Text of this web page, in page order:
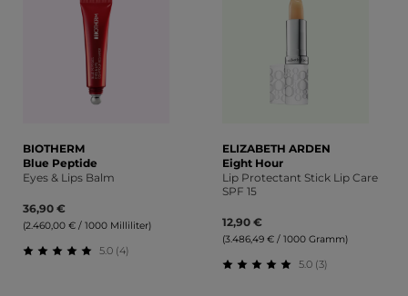
BIOTHERM
Blue Peptide
Eyes & Lips Balm
36,90 €
(2.460,00 € / 1000 Milliliter)
5.0 (4)
ELIZABETH ARDEN
Eight Hour
Lip Protectant Stick Lip Care
SPF 15
12,90 €
(3.486,49 € / 1000 Gramm)
5.0 (3)